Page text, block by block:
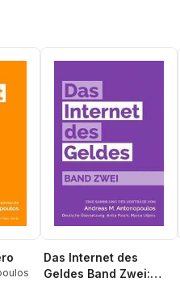
Das Internet des
Geldes Band Zwei: